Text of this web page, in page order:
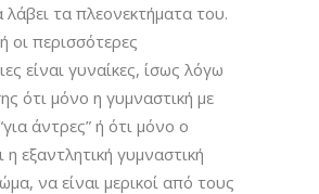
λάβει τα πλεονεκτήματα του.
οι περισσότερες
είναι γυναίκες, ίσως λόγω
ότι μόνο η γυμναστική με
άντρες” ή ότι μόνο ο
η εξαντλητική γυμναστική
να είναι μερικοί από τους